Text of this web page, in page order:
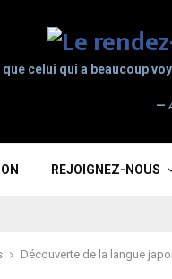
que celui qui a beaucoup
—
REJOIGNEZ-NOUS
Découverte de la langue